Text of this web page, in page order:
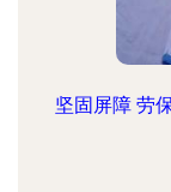
坚固屏障 劳